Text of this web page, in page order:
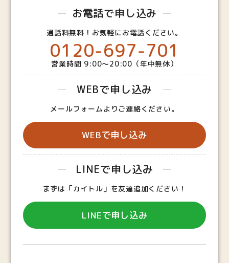
お電話で申し込み
通話料無料！お気軽にお電話ください。
0120-697-701
営業時間 9:00～20:00（年中無休）
WEBで申し込み
メールフォームよりご連絡ください。
WEBで申し込み
LINEで申し込み
まずは「カイトル」を友達追加ください！
LINEで申し込み